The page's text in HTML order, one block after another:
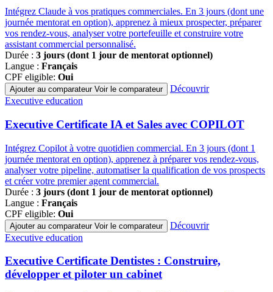
Intégrez Claude à vos pratiques commerciales. En 3 jours (dont une
journée mentorat en option), apprenez à mieux prospecter, préparer
vos rendez-vous, analyser votre portefeuille et construire votre
assistant commercial personnalisé.
Durée : 3 jours (dont 1 jour de mentorat optionnel)
Langue : Français
CPF eligible: Oui
Ajouter au comparateur Voir le comparateur
Découvrir
Famille
programmes
Executive education
Executive Certificate IA et Sales avec COPILOT
Intégrez Copilot à votre quotidien commercial. En 3 jours (dont 1
journée mentorat en option), apprenez à préparer vos rendez-vous,
analyser votre pipeline, automatiser la qualification de vos prospects
et créer votre premier agent commercial.
Durée : 3 jours (dont 1 jour de mentorat optionnel)
Langue : Français
CPF eligible: Oui
Ajouter au comparateur Voir le comparateur
Découvrir
Famille
programmes
Executive education
Executive Certificate Dentistes : Construire,
développer et piloter un cabinet